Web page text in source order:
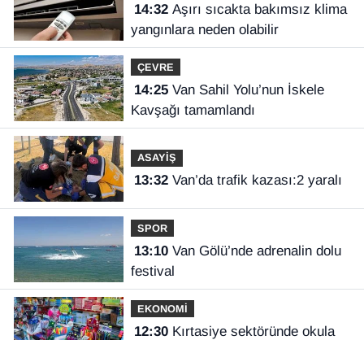
14:32Aşırı sıcakta bakımsız klima
yangınlara neden olabilir
ÇEVRE
14:25Van Sahil Yolu’nun İskele
Kavşağı tamamlandı
ASAYİŞ
13:32 Van’da trafik kazası:2 yaralı
SPOR
13:10Van Gölü’nde adrenalin dolu
festival
EKONOMİ
12:30Kırtasiye sektöründe okula